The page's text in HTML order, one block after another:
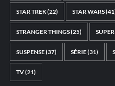
STAR TREK(22) STAR WARS
STRANGER THINGS(25)
SUSPENSE(37) SÉRIE(31)
TV(21)